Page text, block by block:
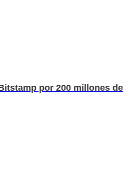
por 200 millones de